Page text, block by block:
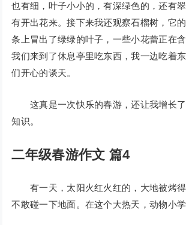
也有细，叶子小小的，有深绿色的，还有
有开出花来。接下来我还观察石榴树，它
条上冒出了绿绿的叶子，一些小花蕾正在
我们来到了休息亭里吃东西，我一边吃着
们开心的谈天。
这真是一次快乐的春游，还让我增长了
知识。
二年级春游作文 篇4
有一天，太阳火红火红的，大地被烤得
不敢碰一下地面。在这个大热天，动物小学